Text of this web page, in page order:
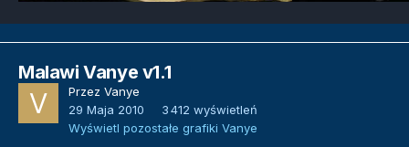
Malawi Vanye v1.1
Przez Vanye
29 Maja 2010
3 412 wyświetleń
Wyświetl pozostałe grafiki Vanye